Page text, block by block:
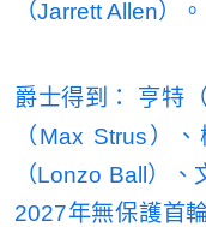
（Jarrett Allen）。
爵士得到： 亨特
（Max Strus）
（Lonzo Ball）
2027年無保護首